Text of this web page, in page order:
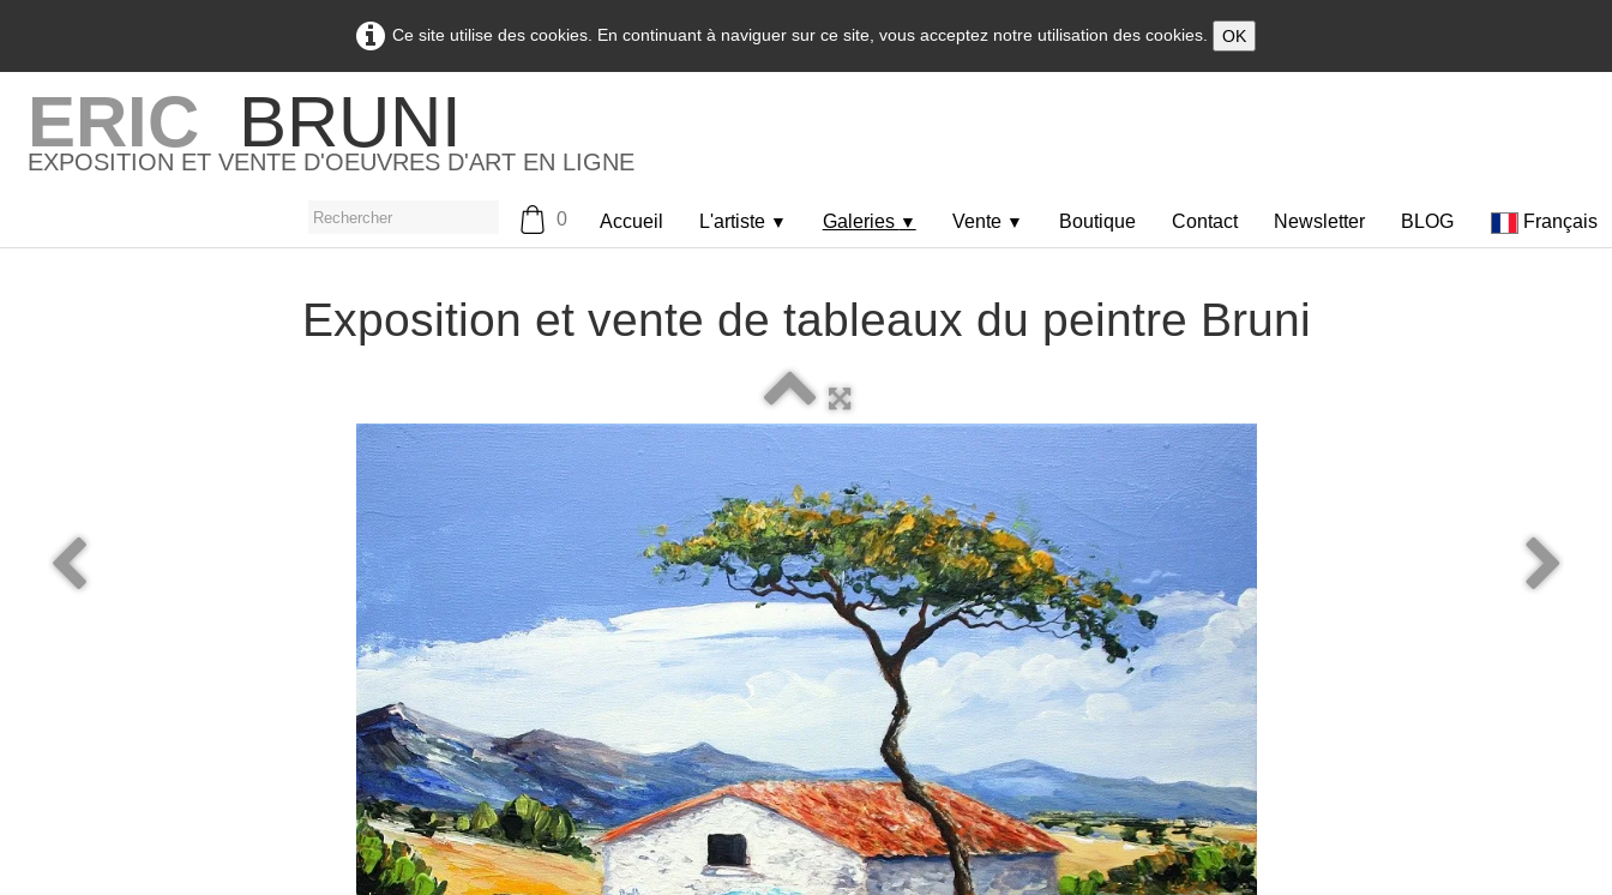
Ce site utilise des cookies. En continuant à naviguer sur ce site, vous acceptez notre utilisation des cookies. OK
ERIC BRUNI
EXPOSITION ET VENTE D'OEUVRES D'ART EN LIGNE
0 Accueil L'artiste ▼ Galeries ▼ Vente ▼ Boutique Contact Newsletter BLOG Français
Exposition et vente de tableaux du peintre Bruni